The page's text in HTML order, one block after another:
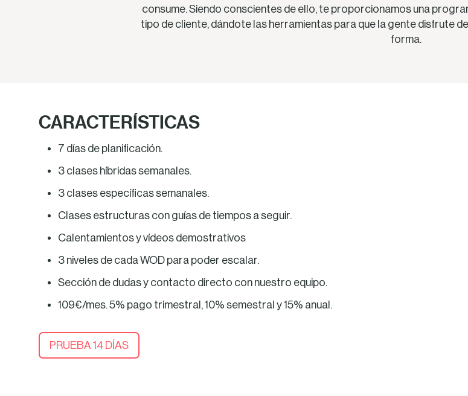
consume. Siendo conscientes de ello, te proporcionamos una
tipo de cliente, dándote las herramientas para que la gente disfrute
forma.
CARACTERÍSTICAS
7 días de planificación.
3 clases híbridas semanales.
3 clases específicas semanales.
Clases estructuras con guías de tiempos a seguir.
Calentamientos y vídeos demostrativos
3 niveles de cada WOD para poder escalar.
Sección de dudas y contacto directo con nuestro equipo.
109€/mes. 5% pago trimestral, 10% semestral y 15% anual.
PRUEBA 14 DÍAS